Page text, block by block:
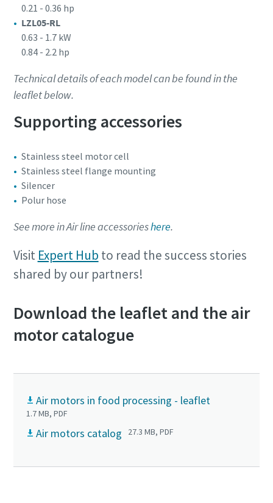
0.21 - 0.36 hp
LZL05-RL
0.63 - 1.7 kW
0.84 - 2.2 hp
Technical details of each model can be found in the
leaflet below.
Supporting accessories
Stainless steel motor cell
Stainless steel flange mounting
Silencer
Polur hose
See more in Air line accessorieshere.
Visit Expert Hub to read the success stories
shared by our partners!
Download the leaflet and the air
motor catalogue
Air motors in food processing - leaflet
1.7 MB, PDF
Air motors catalog 27.3 MB, PDF